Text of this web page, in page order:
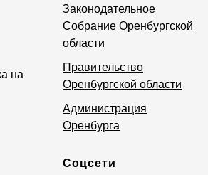
на
Законодательное
Собрание Оренбургской
области
Правительство
Оренбургской области
Администрация
Оренбурга
Соцсети